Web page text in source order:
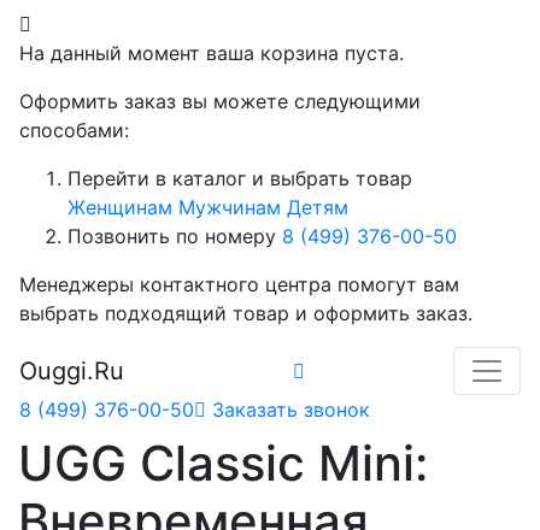
На данный момент ваша корзина пуста.
Оформить заказ вы можете следующими
способами:
Перейти в каталог и выбрать товар
Женщинам Мужчинам Детям
Позвонить по номеру 8 (499) 376-00-50
Менеджеры контактного центра помогут вам
выбрать подходящий товар и оформить заказ.
Ouggi.Ru
8 (499) 376-00-50 Заказать звонок
UGG Classic Mini: